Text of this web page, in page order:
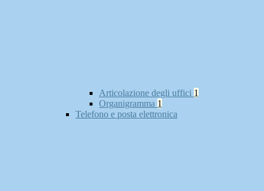
Articolazione degli uffici 1
Organigramma 1
Telefono e posta elettronica